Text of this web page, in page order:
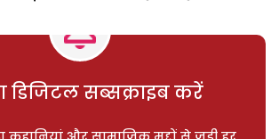
डिजिटल सब्सक्राइब करें